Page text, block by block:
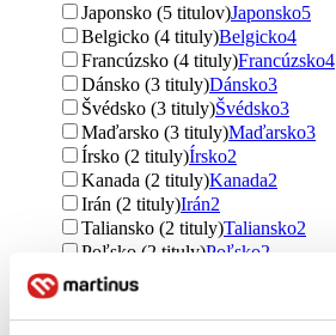
Japonsko (5 titulov)Japonsko5
Belgicko (4 tituly)Belgicko4
Francúzsko (4 tituly)Francúzsko4
Dánsko (3 tituly)Dánsko3
Švédsko (3 tituly)Švédsko3
Maďarsko (3 tituly)Maďarsko3
Írsko (2 tituly)Írsko2
Kanada (2 tituly)Kanada2
Irán (2 tituly)Irán2
Taliansko (2 tituly)Taliansko2
Poľsko (2 tituly)Poľsko2
Južná Afrika (2 tituly)
India (1 titul)India1